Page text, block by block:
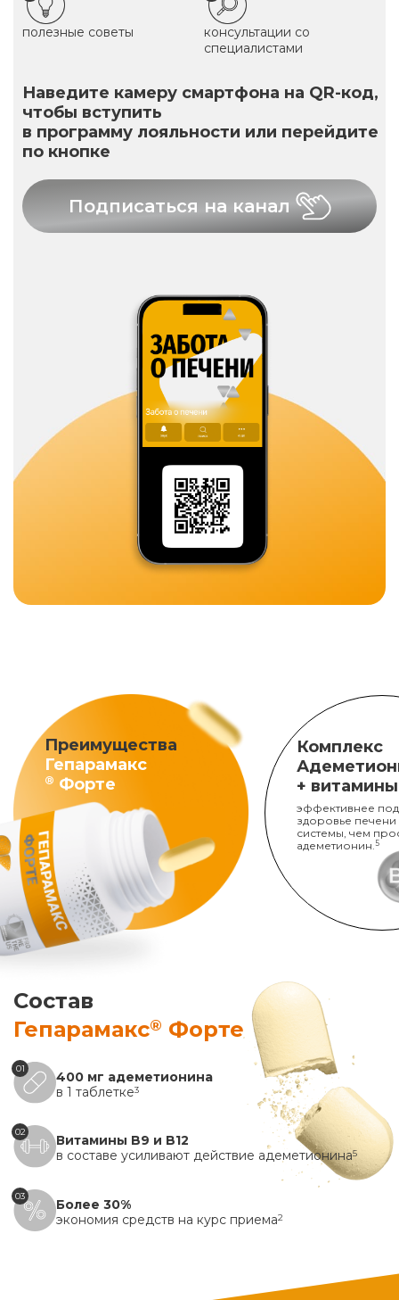
полезные советы
консультации со
специалистами
Наведите камеру смартфона на QR-код,
чтобы вступить
в программу лояльности или перейдите
по кнопке
Подписаться на канал
Преимущества
Гепарамакс
® Форте
Комплекс
+
эффективнее
здоровье печени
системы, чем
адеметионин. 5
Состав
Гепарамакс® Форте
01
400 мг адеметионина
в 1 таблетке3
02
Витамины B9 и B12
в составе усиливают действие адеметионина5
03
Более 30%
экономия средств на курс приема2